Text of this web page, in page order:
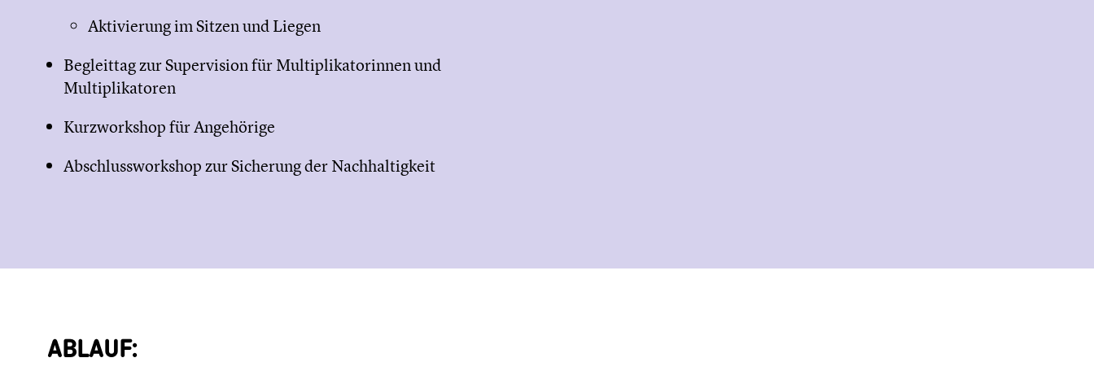
Aktivierung im Sitzen und Liegen
Begleittag zur Supervision für Multiplikatorinnen und
Multiplikatoren
Kurzworkshop für Angehörige
Abschlussworkshop zur Sicherung der Nachhaltigkeit
ABLAUF: